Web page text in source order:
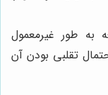
به طور غیرمعمول
تقلبی بودن آن